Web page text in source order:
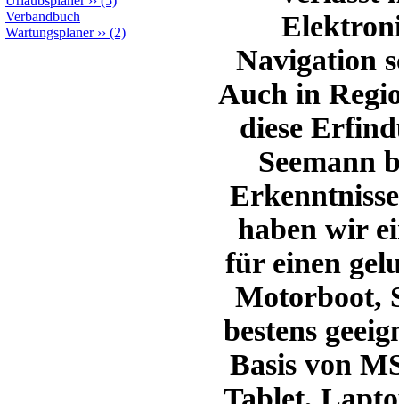
Verbandbuch
Wartungsplaner›› (2)
Navigation
Auch in
diese
Seemann
haben wir
für einen
Motorboot,
bestens
Basis von